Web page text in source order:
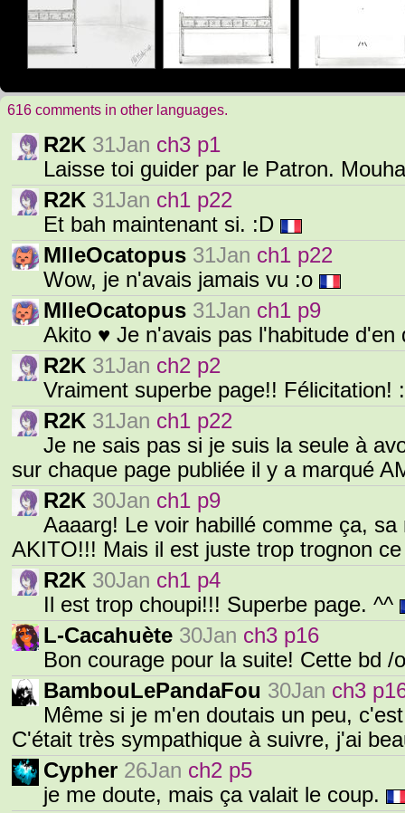
616 comments in other languages.
R2K 31Jan ch3 p1
Laisse toi guider par le Patron.
R2K 31Jan ch1 p22
Et bah maintenant si. :D
MlleOcatopus 31Jan ch1 p22
Wow, je n'avais jamais vu :o
MlleOcatopus 31Jan ch1 p9
Akito ♥ Je n'avais pas l'habitude
R2K 31Jan ch2 p2
Vraiment superbe page!! Félicitation!
R2K 31Jan ch1 p22
Je ne sais pas si je suis la seule à
sur chaque page publiée il y a marqué
R2K 30Jan ch1 p9
Aaaarg! Le voir habillé comme ça,
AKITO!!! Mais il est juste trop trognon
R2K 30Jan ch1 p4
Il est trop choupi!!! Superbe page. ^^
L-Cacahuète 30Jan ch3 p16
Bon courage pour la suite! Cette bd
BambouLePandaFou 30Jan ch3
Même si je m'en doutais un peu,
C'était très sympathique à suivre, j'ai
Cypher 26Jan ch2 p5
je me doute, mais ça valait le coup.